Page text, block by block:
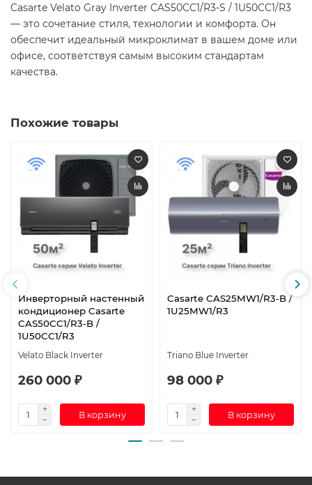
Casarte Velato Gray Inverter CAS50CC1/R3-S / 1U50CC1/R3
— это сочетание стиля, технологии и комфорта. Он
обеспечит идеальный микроклимат в вашем доме или
офисе, соответствуя самым высоким стандартам
качества.
Похожие товары
Инверторный настенный
кондиционер Casarte
CAS50CC1/R3-B /
1U50CC1/R3
Velato Black Inverter
260 000 ₽
В корзину
Casarte СAS25MW1/R3-B /
1U25MW1/R3
Triano Blue Inverter
98 000 ₽
В корзину